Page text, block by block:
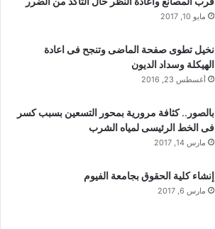
مايو 10, 2017
نخيل تطوى صفحة الماضى وتنجح فى اعادة
الهيكلة وسداد الديون
أغسطس 23, 2016
بالصور.. كثافة مرورية بمحور التسعين بسبب كسر
فى الخط الرئيسى لمياه الشرب
مارس 14, 2017
إنشاء كلية الحقوق بجامعة الفيوم
مارس 6, 2017